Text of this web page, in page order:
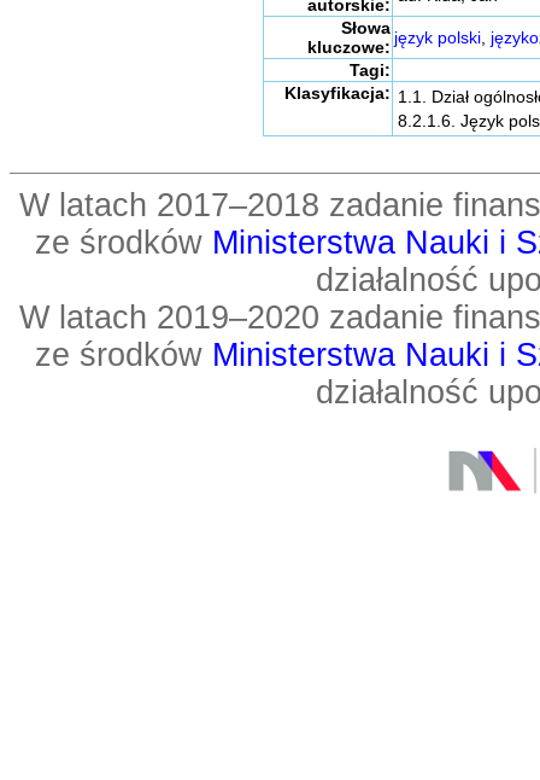
autorskie:
Słowa
kluczowe: język polski,
Tagi:
Klasyfikacja: 1.1. Dział
8.2.1.6. Język
W latach 2017–2018 zadanie
ze środków Ministerstwa Nauki i
działalność
W latach 2019–2020 zadanie
ze środków Ministerstwa Nauki i
działalność